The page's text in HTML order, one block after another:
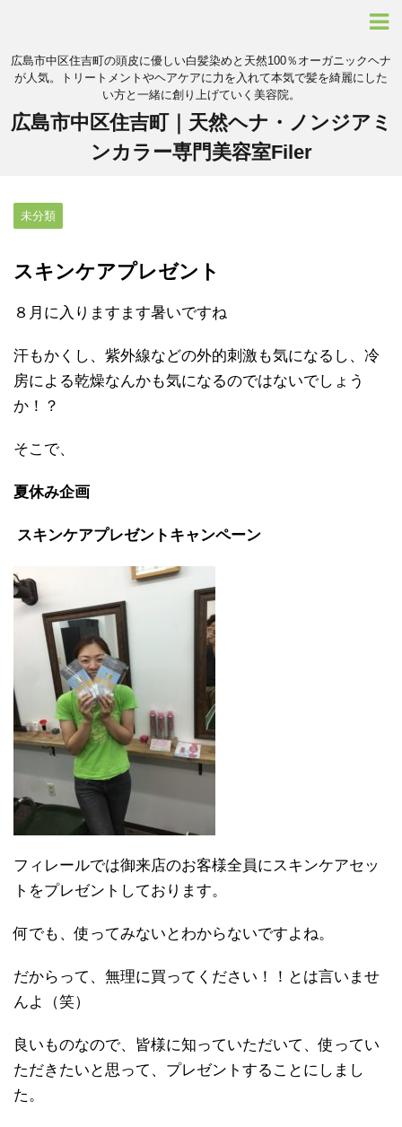
広島市中区住吉町の頭皮に優しい白髪染めと天然100％オーガニックヘナ
が人気。トリートメントやヘアケアに力を入れて本気で髪を綺麗にした
い方と一緒に創り上げていく美容院。
広島市中区住吉町｜天然ヘナ・ノンジアミ
ンカラー専門美容室Filer
未分類
スキンケアプレゼント
８月に入りますます暑いですね
汗もかくし、紫外線などの外的刺激も気になるし、冷
房による乾燥なんかも気になるのではないでしょう
か！？
そこで、
夏休み企画
スキンケアプレゼントキャンペーン
フィレールでは御来店のお客様全員にスキンケアセッ
トをプレゼントしております。
何でも、使ってみないとわからないですよね。
だからって、無理に買ってください！！とは言いませ
んよ（笑）
良いものなので、皆様に知っていただいて、使ってい
ただきたいと思って、プレゼントすることにしまし
た。